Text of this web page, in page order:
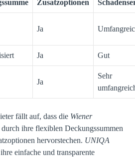
Zusatzoptionen
Ja
Ja Gut
Ja
Sehr
fällt auf, dass die Wiener
durch ihre flexiblen Deckungssummen
hervorstechen. UNIQA
einfache und transparente